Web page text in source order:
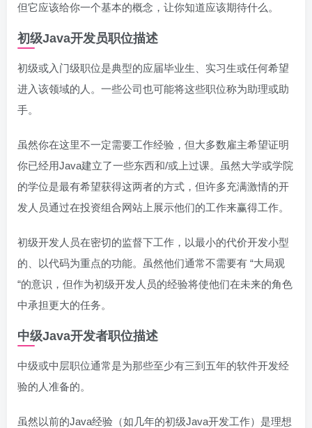
但它应该给你一个基本的概念，让你知道应该期待什么。
初级Java开发员职位描述
初级或入门级职位是典型的应届毕业生、实习生或任何希望
进入该领域的人。一些公司也可能将这些职位称为助理或助
手。
虽然你在这里不一定需要工作经验，但大多数雇主希望证明
你已经用Java建立了一些东西和/或上过课。虽然大学或学院
的学位是最有希望获得这两者的方式，但许多充满激情的开
发人员通过在投资组合网站上展示他们的工作来赢得工作。
初级开发人员在密切的监督下工作，以最小的代价开发小型
的、以代码为重点的功能。虽然他们通常不需要有 “大局观
“的意识，但作为初级开发人员的经验将使他们在未来的角色
中承担更大的任务。
中级Java开发者职位描述
中级或中层职位通常是为那些至少有三到五年的软件开发经
验的人准备的。
虽然以前的Java经验（如几年的初级Java开发工作）是理想